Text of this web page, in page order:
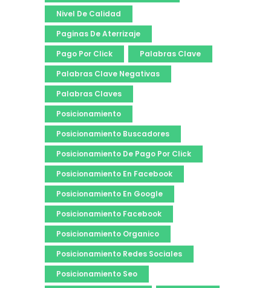
Nivel De Calidad
Paginas De Aterrizaje
Pago Por Click
Palabras Clave
Palabras Clave Negativas
Palabras Claves
Posicionamiento
Posicionamiento Buscadores
Posicionamiento De Pago Por Click
Posicionamiento En Facebook
Posicionamiento En Google
Posicionamiento Facebook
Posicionamiento Organico
Posicionamiento Redes Sociales
Posicionamiento Seo